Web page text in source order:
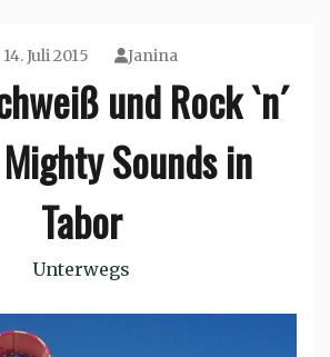
14. Juli 2015 Janina
und Rock `n´
Sounds in
Tabor
Unterwegs